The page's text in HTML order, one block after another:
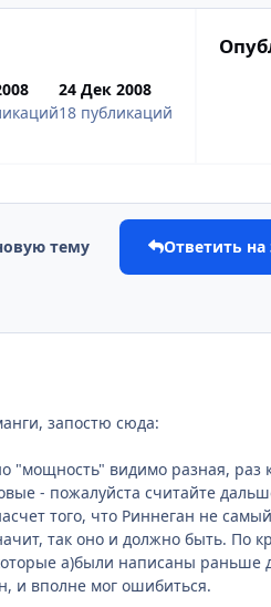
24 Дек 2008
18 публикаций
тему Ответить на
запостю сюда:
"мощность" видимо разная, раз
- пожалуйста считайте
того, что Риннеган не
так оно и должно быть. По
а)были написаны раньше
и вполне мог ошибиться.